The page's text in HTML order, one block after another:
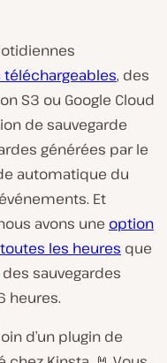
téléchargeables, des
S3 ou Google Cloud
de sauvegarde
générées par le
automatique du
Et
avons une option
les heures que
sauvegardes
heures.
d’un plugin de